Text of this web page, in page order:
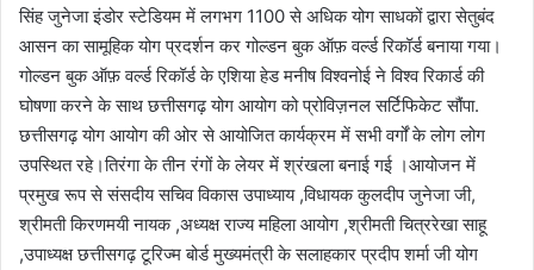
सिंह जुनेजा इंडोर स्टेडियम में लगभग 1100 से अधिक योग साधकों द्वारा सेतुबंद
आसन का सामूहिक योग प्रदर्शन कर गोल्डन बुक ऑफ़ वर्ल्ड रिकॉर्ड बनाया गया।
गोल्डन बुक ऑफ़ वर्ल्ड रिकॉर्ड के एशिया हेड मनीष विश्वनोई ने विश्व रिकार्ड की
घोषणा करने के साथ छत्तीसगढ़ योग आयोग को प्रोविज़नल सर्टिफिकेट सौंपा.
छत्तीसगढ़ योग आयोग की ओर से आयोजित कार्यक्रम में सभी वर्गों के लोग लोग
उपस्थित रहे।तिरंगा के तीन रंगों के लेयर में श्रंखला बनाई गई ।आयोजन में
प्रमुख रूप से संसदीय सचिव विकास उपाध्याय ,विधायक कुलदीप जुनेजा जी,
श्रीमती किरणमयी नायक ,अध्यक्ष राज्य महिला आयोग ,श्रीमती चित्ररेखा साहू
,उपाध्यक्ष छत्तीसगढ़ टूरिज्म बोर्ड मुख्यमंत्री के सलाहकार प्रदीप शर्मा जी योग